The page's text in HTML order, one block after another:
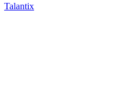
Talantix